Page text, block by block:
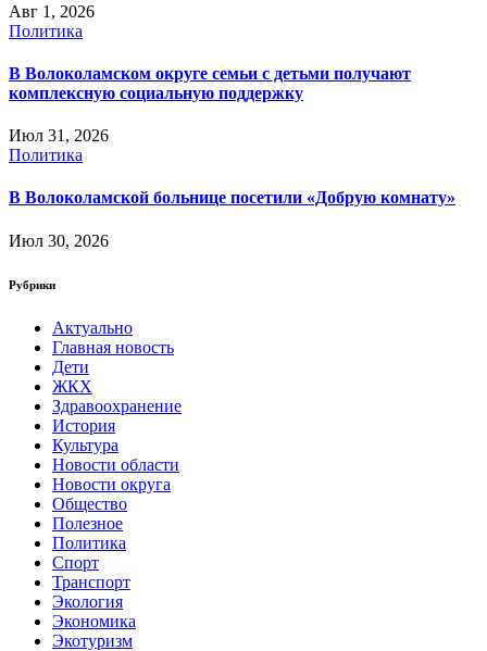
Авг 1, 2026
Политика
В Волоколамском округе семьи с детьми получают
комплексную социальную поддержку
Июл 31, 2026
Политика
В Волоколамской больнице посетили «Добрую комнату»
Июл 30, 2026
Рубрики
Актуально
Главная новость
Дети
ЖКХ
Здравоохранение
История
Культура
Новости области
Новости округа
Общество
Полезное
Политика
Спорт
Транспорт
Экология
Экономика
Экотуризм